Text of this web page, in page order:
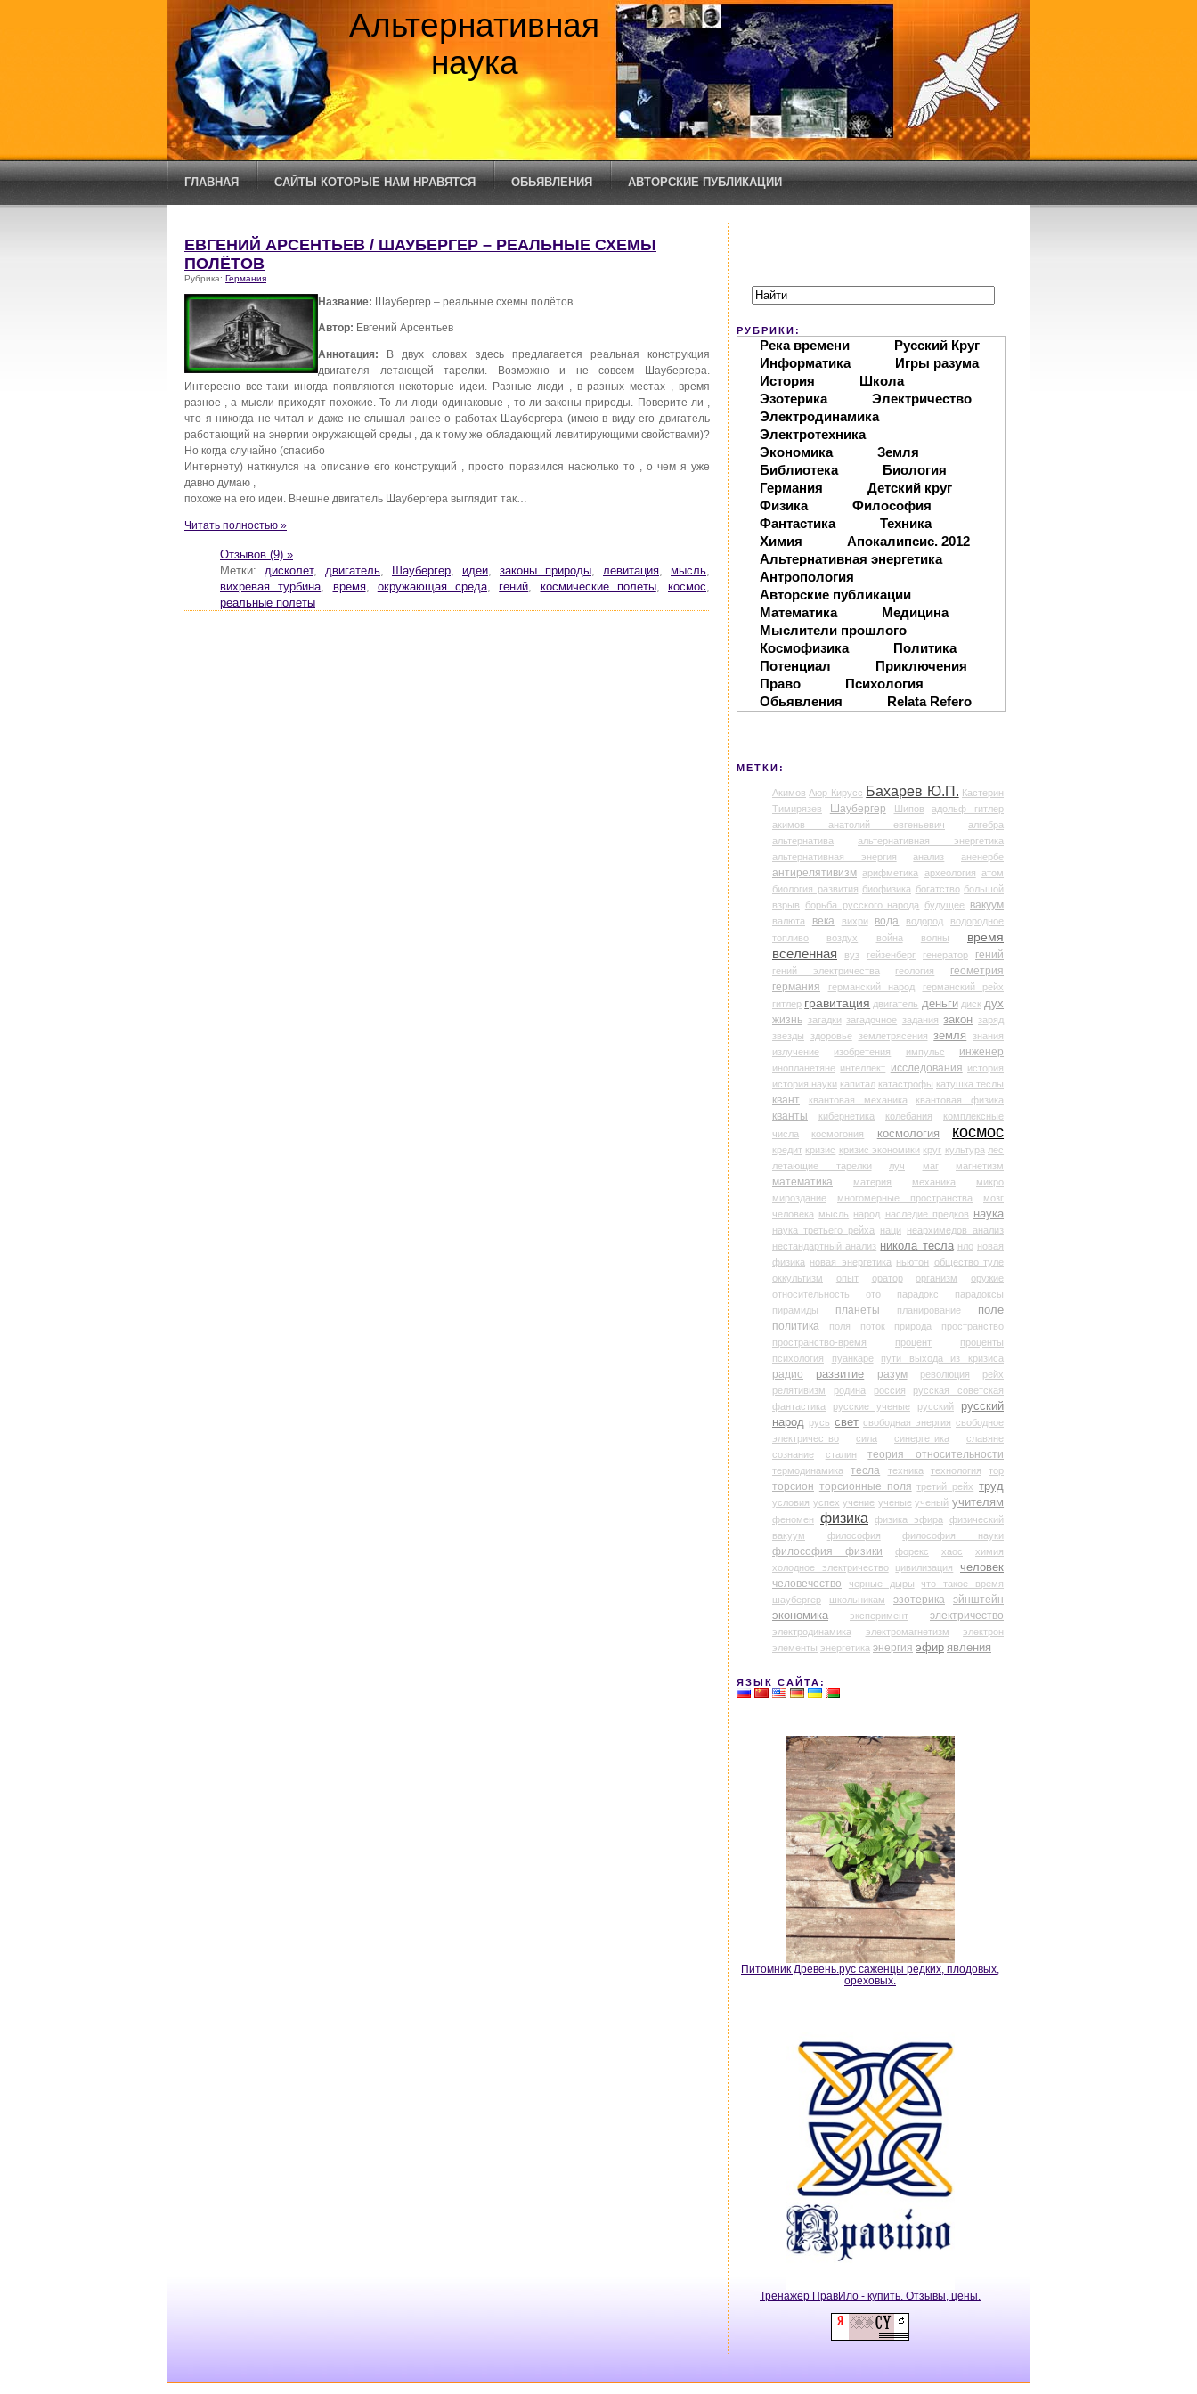
Альтернативная
наука
ГЛАВНАЯ САЙТЫ КОТОРЫЕ НАМ НРАВЯТСЯ ОБЬЯВЛЕНИЯ АВТОРСКИЕ ПУБЛИКАЦИИ
ЕВГЕНИЙ АРСЕНТЬЕВ / ШАУБЕРГЕР – РЕАЛЬНЫЕ СХЕМЫ
ПОЛЁТОВ
Рубрика: Германия
Название: Шаубергер – реальные схемы полётов
Автор: Евгений Арсентьев
Аннотация: В двух словах здесь предлагается реальная конструкция
двигателя летающей тарелки. Возможно и не совсем Шаубергера.
Интересно все-таки иногда появляются некоторые идеи. Разные люди , в разных местах , время
разное , а мысли приходят похожие. То ли люди одинаковые , то ли законы природы. Поверите ли ,
что я никогда не читал и даже не слышал ранее о работах Шаубергера (имею в виду его двигатель
работающий на энергии окружающей среды , да к тому же обладающий левитирующими свойствами)?
Но когда случайно (спасибо
Интернету) наткнулся на описание его конструкций , просто поразился насколько то , о чем я уже
давно думаю ,
похоже на его идеи. Внешне двигатель Шаубергера выглядит так…
Читать полностью »
Отзывов (9) »
Метки: дисколет, двигатель Шаубергер идеи законы природы левитация мысль
вихревая турбина
время, окружающая среда ,гений космические полеты, космос
реальные полеты
РУБРИКИ:
Река времени
Русский Круг
Информатика
Игры разума
История
Школа
Эзотерика
Электричество
Электродинамика
Электротехника
Экономика
Земля
Библиотека
Биология
Германия
Детский круг
Физика
Философия
Фантастика
Техника
Химия
Апокалипсис. 2012
Альтернативная энергетика
Антропология
Авторские публикации
Математика
Медицина
Мыслители прошлого
Космофизика
Политика
Потенциал
Приключения
Право
Психология
Обьявления
Relata Refero
МЕТКИ:
Акимов Аюр Кирусс Бахарев Ю.П. Кастерин
Тимирязев
Шаубергер Шипов
адольф гитлер
акимов анатолий евгеньевич
алгебра
альтернатива
альтернативная энергетика
альтернативная энергия
анализ аненербе
антирелятивизм арифметика археология атом
биология развития биофизика богатство большой
взрыв
борьба русского народа будущее вакуум
валюта века вихри вода водород
водородное
топливо
воздух война волны
время
вселенная
вуз гейзенберг генератор гений
гений электричества геология
геометрия
германия
германский народ
германский рейх
гитлер гравитация двигатель деньги диск дух
жизнь загадки загадочное задания закон заряд
звезды
здоровье землетрясения земля
знания
излучение
изобретения импульс инженер
инопланетяне интеллект исследования история
история науки капитал катастрофы катушка теслы
квант квантовая механика квантовая физика
кванты кибернетика колебания
комплексные
числа
космогония космология космос
кредит кризис кризис экономики круг культура лес
летающие тарелки
луч маг магнетизм
математика материя механика
микро
мироздание
многомерные пространства
мозг
человека мысль народ наследие предков наука
наука третьего рейха наци
неархимедов анализ
нестандартный анализ никола тесла нло новая
физика новая энергетика ньютон общество туле
оккультизм
опыт оратор организм
оружие
относительность
ото парадокс
парадоксы
пирамиды
планеты планирование
поле
политика
поля поток природа
пространство
пространство-время
процент
проценты
психология
пуанкаре пути выхода из кризиса
радио развитие разум революция
рейх
релятивизм
родина россия
русская советская
фантастика
русские ученые русский
русский
народ русь свет свободная энергия свободное
электричество
сила синергетика
славяне
сознание
сталин теория относительности
термодинамика тесла техника технология тор
торсион торсионные поля третий рейх труд
условия успех учение ученые ученый учителям
феномен физика физика эфира
физический
вакуум
философия философия науки
философия физики форекс хаос
химия
холодное электричество
цивилизация человек
человечество черные дыры
что такое время
шаубергер
школьникам эзотерика
эйнштейн
экономика
эксперимент электричество
электродинамика электромагнетизм
электрон
элементы энергетика энергия эфир явления
ЯЗЫК САЙТА:
Питомник Древень.рус саженцы редких, плодовых,
ореховых.
Тренажёр ПравИло - купить. Отзывы, цены.